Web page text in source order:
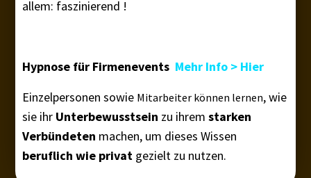
allem: faszinierend !
Hypnose für Firmenevents Mehr Info > Hier
Einzelpersonen sowie Mitarbeiter können lernen, wie
sie ihr Unterbewusstsein zu ihremstarken
Verbündeten machen, um dieses Wissen
beruflich wie privat gezielt zu nutzen.